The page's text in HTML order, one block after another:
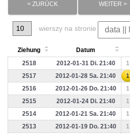
< ZURÜCK WEITER >
wierszy na stronie
Ziehung
Datum
2518
2012-01-31 Di. 21:40 1
2517
2012-01-28 Sa. 21:40 1
2516
2012-01-26 Do. 21:40 1
2515
2012-01-24 Di. 21:40 1
2514
2012-01-21 Sa. 21:40 1
2513
2012-01-19 Do. 21:40 1